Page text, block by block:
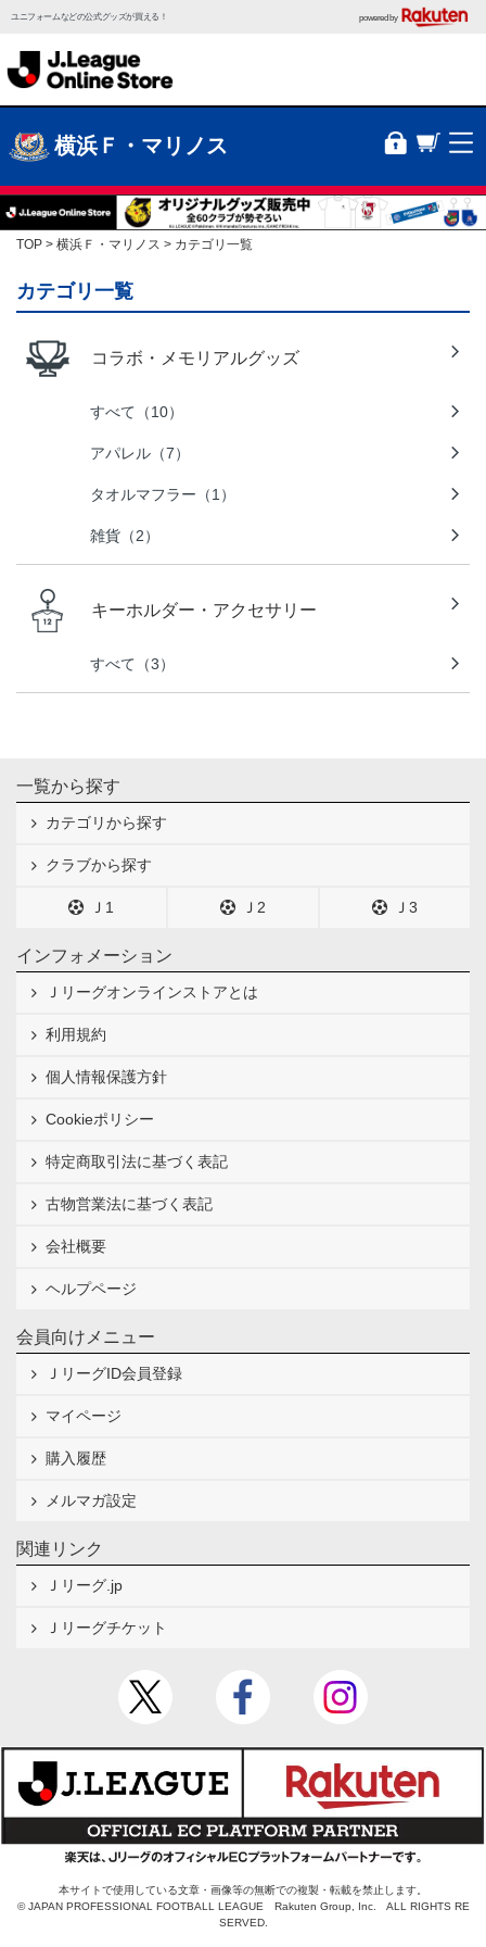
ユニフォームなどの公式グッズが買える！ powered by
横浜Ｆ・マリノス
TOP 横浜Ｆ・マリノス カテゴリ一覧
カテゴリ一覧
コラボ・メモリアルグッズ
すべて（10）
アパレル（7）
タオルマフラー（1）
雑貨（2）
キーホルダー・アクセサリー
すべて（3）
一覧から探す
カテゴリから探す
クラブから探す
Ｊ1 Ｊ2 Ｊ3
インフォメーション
Ｊリーグオンラインストアとは
利用規約
個人情報保護方針
Cookieポリシー
特定商取引法に基づく表記
古物営業法に基づく表記
会社概要
ヘルプページ
会員向けメニュー
ＪリーグID会員登録
マイページ
購入履歴
メルマガ設定
関連リンク
Ｊリーグ.jp
Ｊリーグチケット
本サイトで使用している文章・画像等の無断での複製・転載を禁止します。
© JAPAN PROFESSIONAL FOOTBALL LEAGUE Rakuten Group, Inc. ALL RIGHTS RE
SERVED.